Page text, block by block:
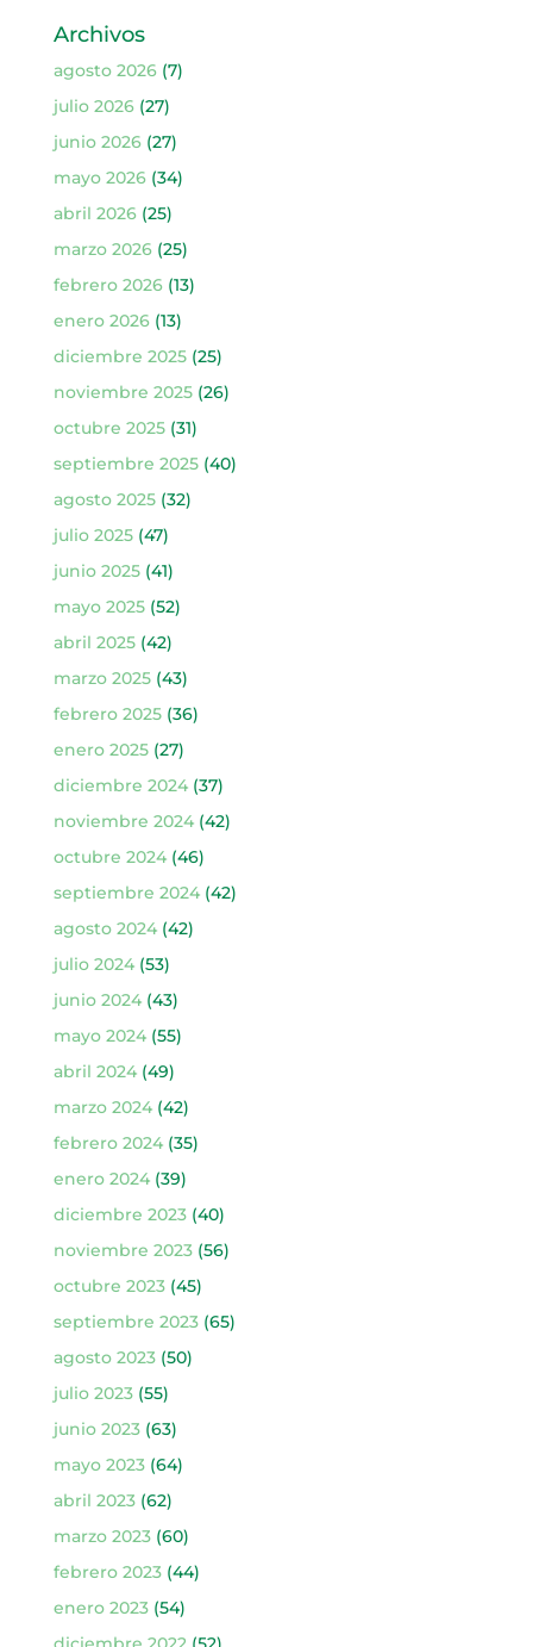
Archivos
agosto 2026(7)
julio 2026(27)
junio 2026(27)
mayo 2026(34)
abril 2026(25)
marzo 2026(25)
febrero 2026(13)
enero 2026(13)
diciembre 2025(25)
noviembre 2025(26)
octubre 2025(31)
septiembre 2025(40)
agosto 2025(32)
julio 2025(47)
junio 2025(41)
mayo 2025(52)
abril 2025(42)
marzo 2025(43)
febrero 2025(36)
enero 2025(27)
diciembre 2024(37)
noviembre 2024(42)
octubre 2024(46)
septiembre 2024(42)
agosto 2024(42)
julio 2024(53)
junio 2024(43)
mayo 2024(55)
abril 2024(49)
marzo 2024(42)
febrero 2024(35)
enero 2024(39)
diciembre 2023(40)
noviembre 2023(56)
octubre 2023(45)
septiembre 2023(65)
agosto 2023(50)
julio 2023(55)
junio 2023(63)
mayo 2023(64)
abril 2023(62)
marzo 2023(60)
febrero 2023(44)
enero 2023(54)